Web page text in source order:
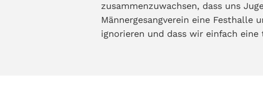
zusammenzuwachsen, dass uns
Männergesangverein eine Festhalle
ignorieren und dass wir einfach